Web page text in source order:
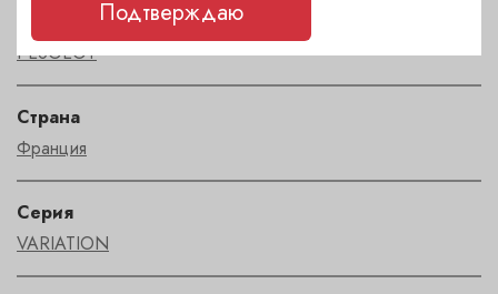
PEUGEOT
Страна
Франция
Серия
VARIATION
Подтверждаю